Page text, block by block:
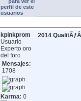
kpinkprom
Usuario
Experto oro
del foro
Mensajes:
1708
Karma: 0
2014